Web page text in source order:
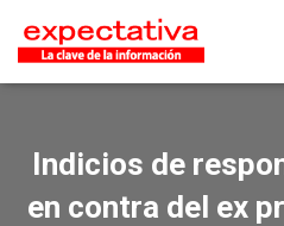
Indicios de
en contra del ex